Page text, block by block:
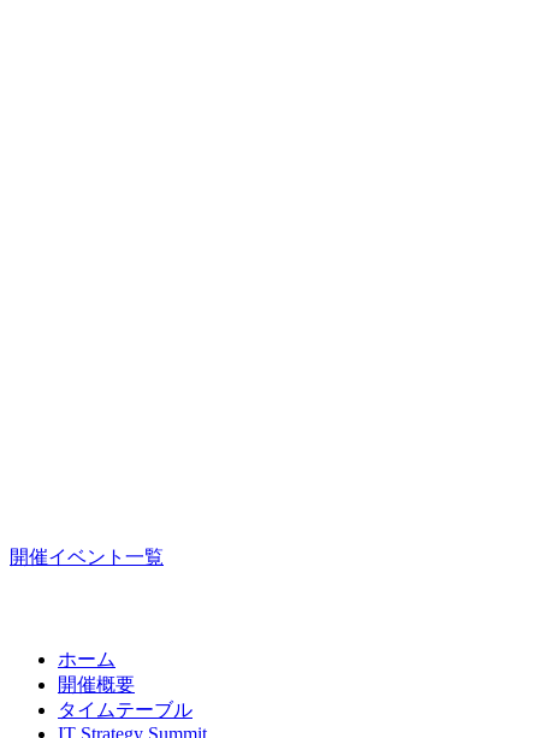
開催イベント一覧
ホーム
開催概要
タイムテーブル
IT Strategy Summit